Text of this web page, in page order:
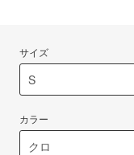
サイズ
カラー